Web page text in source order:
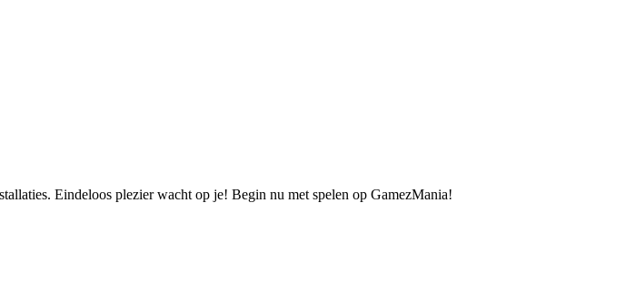
Eindeloos plezier wacht op je! Begin nu met spelen op GamezMania!